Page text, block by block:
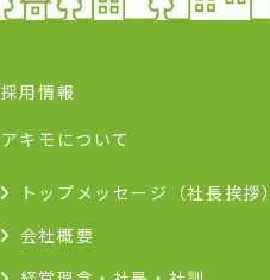
採用情報
アキモについて
トップメッセージ（社長挨拶）
会社概要